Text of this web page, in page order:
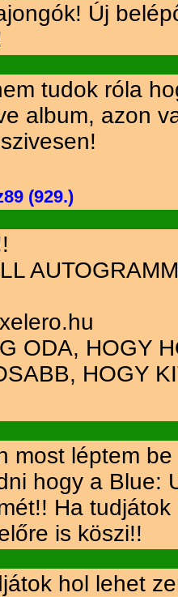
Új
tudok róla
album, azon
(929.)
ODA, HOGY
HOGY
most léptem
hogy a Blue:
Ha
is köszi!!
hol lehet